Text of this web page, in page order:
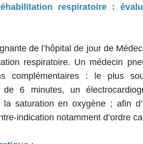
respiratoire :
de l’hôpital de jour de
respiratoire. Un médecin
complémentaires : le plus
6 minutes, un
saturation en oxygène ; afin
indication notamment d’ordre